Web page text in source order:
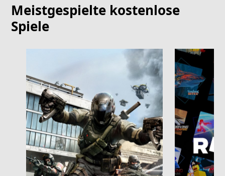
Meistgespielte kostenlose
Spiele